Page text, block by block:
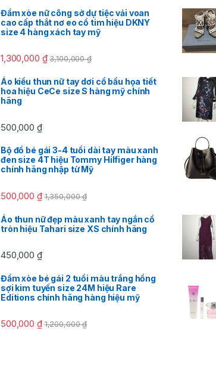
Đầm xòe nữ công sở dự tiệc vải voan
cao cấp thắt nơ eo cổ tim hiệu DKNY
size 4 hàng xách tay mỹ
1,300,000 ₫ 3,100,000₫
Áo kiểu thun nữ tay dơi cổ bầu họa tiết
hoa hiệu CeCe size S hàng mỹ chính
hãng
500,000 ₫
Bộ đồ bé gái 3-4 tuổi dài tay màu xanh
đen size 4T hiệu Tommy Hilfiger hàng
chính hãng nhập từ Mỹ
500,000 ₫ 1,350,000₫
Áo thun nữ đẹp màu xanh tay ngắn cổ
tròn hiệu Tahari size XS chính hãng
450,000 ₫
Đầm xòe bé gái 2 tuổi màu trắng hồng
sợi kim tuyến size 24M hiệu Rare
Editions chính hãng hàng hiệu mỹ
500,000 ₫ 1,200,000₫